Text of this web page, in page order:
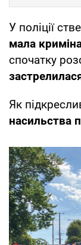
У поліції
мала
спочатку
Як
насильства